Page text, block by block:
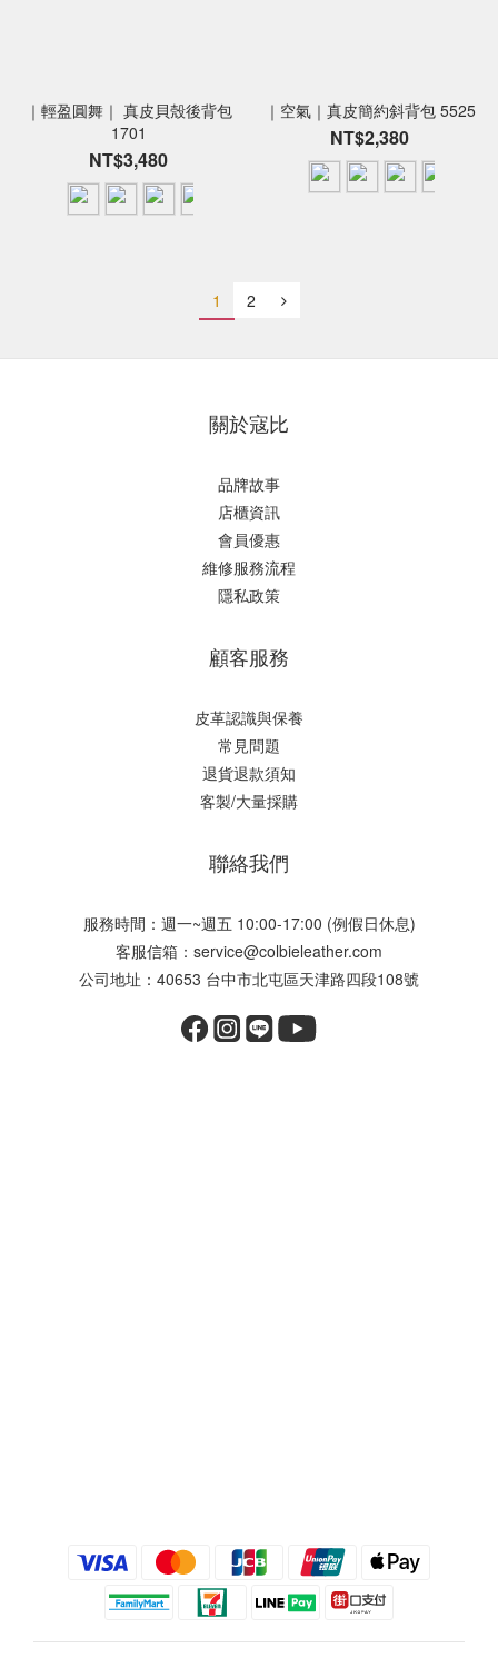
｜輕盈圓舞｜ 真皮貝殼後背包
1701
NT$3,480
｜空氣｜真皮簡約斜背包 5525
NT$2,380
1 2
關於寇比
品牌故事
店櫃資訊
會員優惠
維修服務流程
隱私政策
顧客服務
皮革認識與保養
常見問題
退貨退款須知
客製/大量採購
聯絡我們
服務時間：週一~週五 10:00-17:00 (例假日休息)
客服信箱：service@colbieleather.com
公司地址：40653 台中市北屯區天津路四段108號